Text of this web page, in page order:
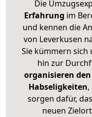
Die
Erfahrung im
und kennen die
von Leverkusen
Sie kümmern sich
hin zur
organisieren
Habseligkeiten
sorgen dafür,
neuen